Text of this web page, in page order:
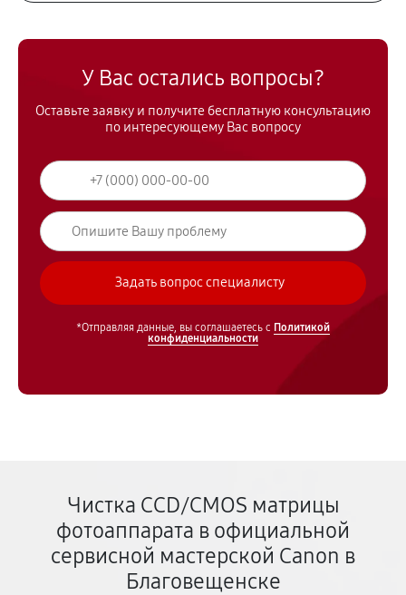
У Вас остались вопросы?
Оставьте заявку и получите бесплатную консультацию
по интересующему Вас вопросу
*Отправляя данные, вы соглашаетесь с Политикой
конфиденциальности
Чистка CCD/CMOS матрицы
фотоаппарата в официальной
сервисной мастерской Canon в
Благовещенске